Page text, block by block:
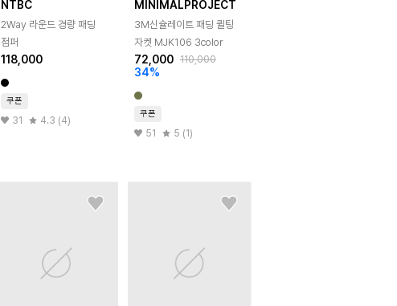
NTBC
2Way 라운드 경량 패딩
점퍼
118,000
쿠폰
31 4.3 (4)
MINIMALPROJECT
3M신슐레이트 패딩 퀼팅
자켓 MJK106 3color
72,000 110,000
34%
쿠폰
51 5 (1)